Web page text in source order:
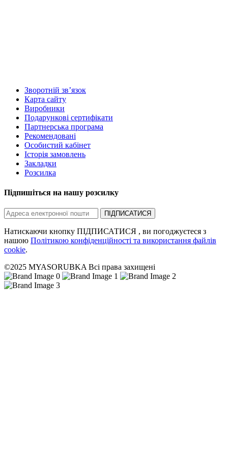
Зворотній зв’язок
Карта сайту
Виробники
Подарункові сертифікати
Партнерська програма
Рекомендовані
Особистий кабінет
Історія замовлень
Закладки
Розсилка
Підпишіться на нашу розсилку
ПІДПИСАТИСЯ
Натискаючи кнопку ПІДПИСАТИСЯ , ви погоджуєтеся з
нашою Політикою конфіденційності та використання файлів
cookie.
©2025 MYASORUBKA Всі права захищені